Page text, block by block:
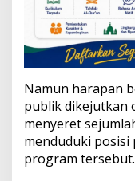
Namun harapan
publik dikejutkan
menyeret
menduduki posisi
program tersebut.